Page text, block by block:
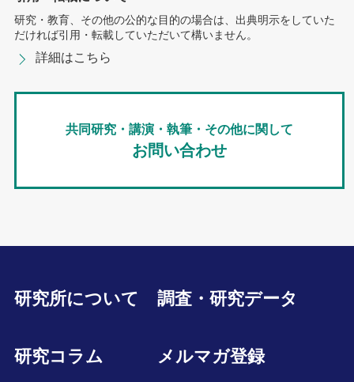
研究・教育、その他の公的な目的の場合は、出典明示をしていた
だければ引用・転載していただいて構いません。
詳細はこちら
共同研究・講演・執筆・その他に関して
お問い合わせ
研究所について 調査・研究データ
研究コラム メルマガ登録